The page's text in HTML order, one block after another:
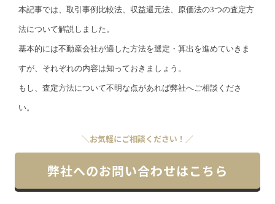
本記事では、取引事例比較法、収益還元法、原価法の3つの査定方
法について解説しました。
基本的には不動産会社が適した方法を選定・算出を進めていきま
すが、それぞれの内容は知っておきましょう。
もし、査定方法について不明な点があれば弊社へご相談くださ
い。
＼お気軽にご相談ください！／
弊社へのお問い合わせはこちら